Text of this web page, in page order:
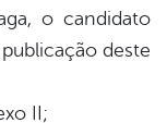
o candidato
deste
II;